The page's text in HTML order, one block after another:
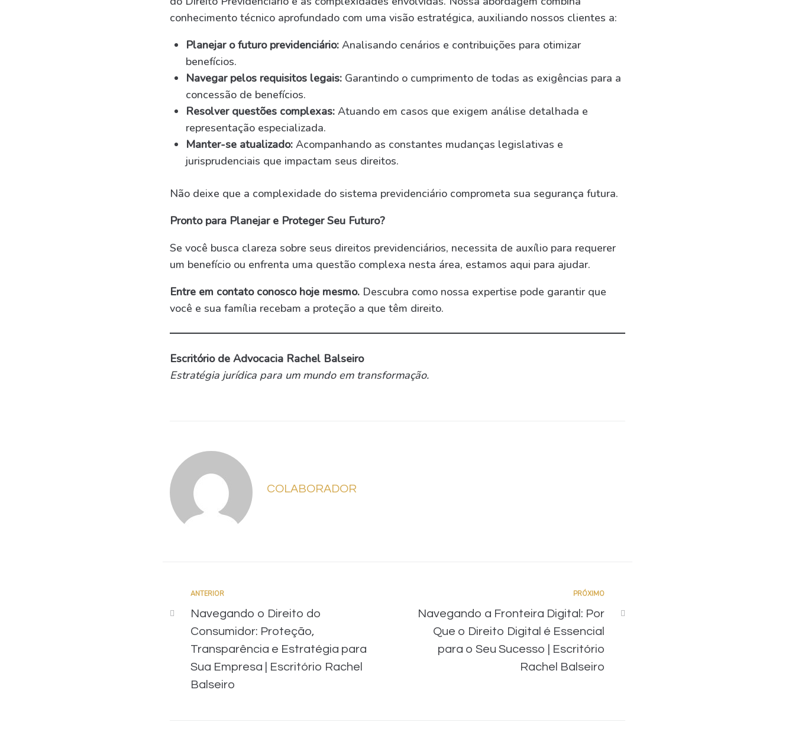
conhecimento técnico aprofundado com uma visão estratégica, auxiliando nossos clientes a:
Planejar o futuro previdenciário: Analisando cenários e contribuições para otimizar
benefícios.
Navegar pelos requisitos legais: Garantindo o cumprimento de todas as exigências para a
concessão de benefícios.
Resolver questões complexas: Atuando em casos que exigem análise detalhada e
representação especializada.
Manter-se atualizado: Acompanhando as constantes mudanças legislativas e
jurisprudenciais que impactam seus direitos.
Não deixe que a complexidade do sistema previdenciário comprometa sua segurança futura.
Pronto para Planejar e Proteger Seu Futuro?
Se você busca clareza sobre seus direitos previdenciários, necessita de auxílio para requerer
um benefício ou enfrenta uma questão complexa nesta área, estamos aqui para ajudar.
Entre em contato conosco hoje mesmo. Descubra como nossa expertise pode garantir que
você e sua família recebam a proteção a que têm direito.
Escritório de Advocacia Rachel Balseiro
Estratégia jurídica para um mundo em transformação.
COLABORADOR
ANTERIOR
Navegando o Direito do
Consumidor: Proteção,
Transparência e Estratégia para
Sua Empresa | Escritório Rachel
Balseiro
PRÓXIMO
Navegando a Fronteira Digital: Por
Que o Direito Digital é Essencial
para o Seu Sucesso | Escritório
Rachel Balseiro